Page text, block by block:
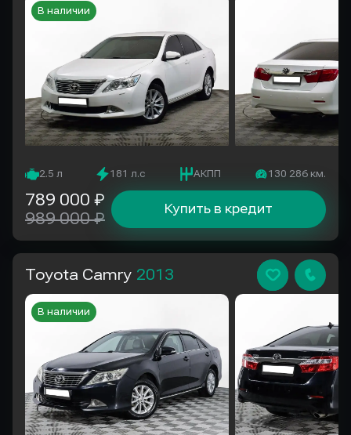
2.5 л 181 л.с АКПП 130 286 км.
В наличии
Купить в кредит
789 000 ₽
989 000 ₽
Toyota Camry 2013
В наличии